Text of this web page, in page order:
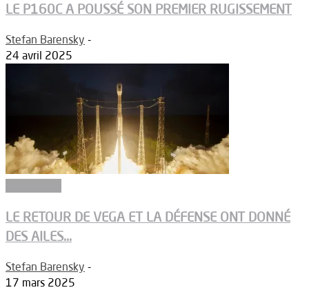
LE P160C A POUSSÉ SON PREMIER RUGISSEMENT
Stefan Barensky -
24 avril 2025
LE RETOUR DE VEGA ET LA DÉFENSE ONT DONNÉ
DES AILES...
Stefan Barensky -
17 mars 2025